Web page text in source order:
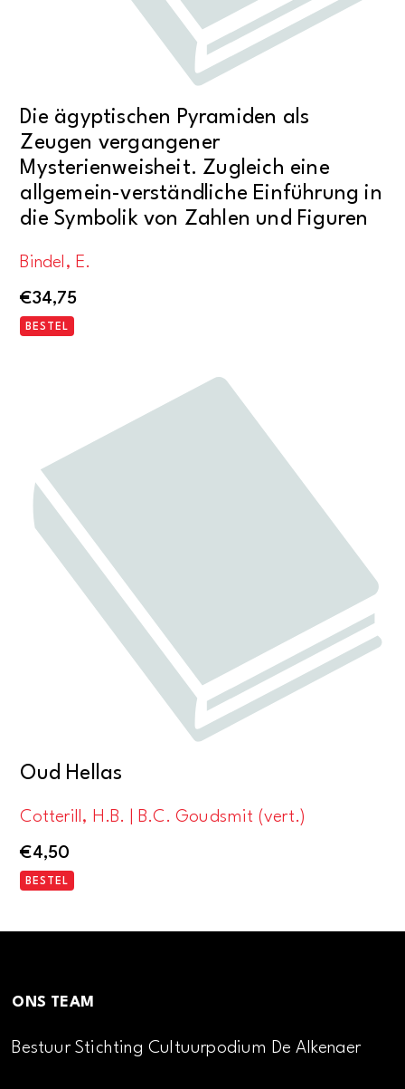
Die ägyptischen Pyramiden als
Zeugen vergangener
Mysterienweisheit. Zugleich eine
allgemein-verständliche Einführung in
die Symbolik von Zahlen und Figuren
Bindel, E.
€34,75
BESTEL
Oud Hellas
Cotterill, H.B. | B.C. Goudsmit (vert.)
€4,50
BESTEL
ONS TEAM
Bestuur Stichting Cultuurpodium De Alkenaer